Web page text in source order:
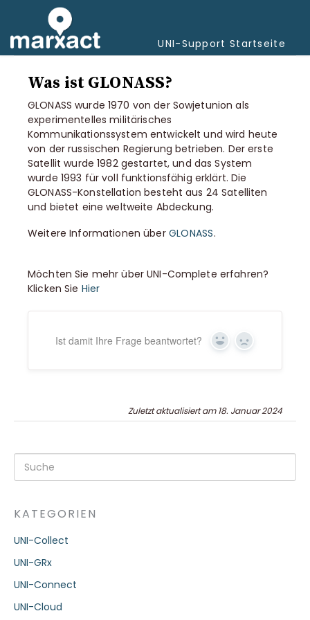
UNI-Support Startseite
Was ist GLONASS?
GLONASS wurde 1970 von der Sowjetunion als
experimentelles militärisches
Kommunikationssystem entwickelt und wird heute
von der russischen Regierung betrieben. Der erste
Satellit wurde 1982 gestartet, und das System
wurde 1993 für voll funktionsfähig erklärt. Die
GLONASS-Konstellation besteht aus 24 Satelliten
und bietet eine weltweite Abdeckung.
Weitere Informationen über GLONASS.
Möchten Sie mehr über UNI-Complete erfahren?
Klicken Sie Hier
Ist damit Ihre Frage beantwortet? Ja Nein
Zuletzt aktualisiert am 18. Januar 2024
KATEGORIEN
UNI-Collect
UNI-GRx
UNI-Connect
UNI-Cloud